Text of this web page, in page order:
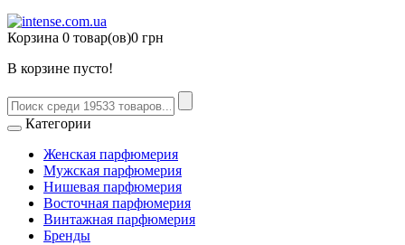
Корзина 0 товар(ов)0 грн
В корзине пусто!
Категории
Женская парфюмерия
Мужская парфюмерия
Нишевая парфюмерия
Восточная парфюмерия
Винтажная парфюмерия
Бренды